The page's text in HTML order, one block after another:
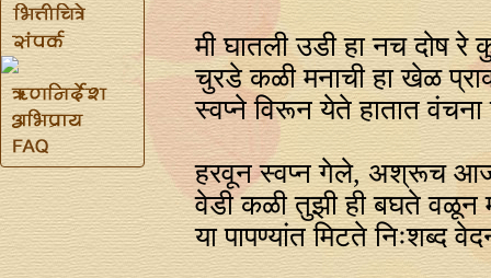
मी घातली उडी हा नच दोष रे
चुरडे कळी मनाची हा खेळ
स्वप्‍ने विरून येते हातात वंचना
हरवून स्वप्‍न गेले, अश्रूच
वेडी कळी तुझी ही बघते वळून
या पापण्यांत मिटते निःशब्द